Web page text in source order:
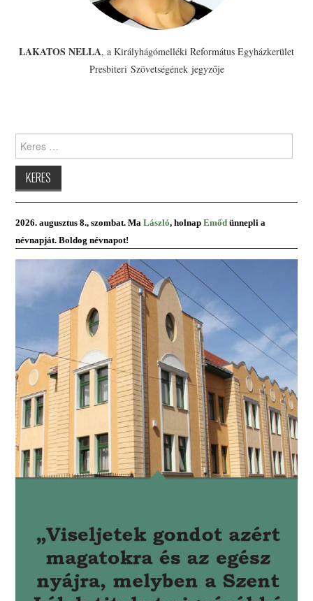
LAKATOS NELLA, a Királyhágómelléki Református Egyházkerület
Presbiteri Szövetségének jegyzője
2026. augusztus 8., szombat. MaLászló, holnap Emőd ünnepli a
névnapját. Boldog névnapot!